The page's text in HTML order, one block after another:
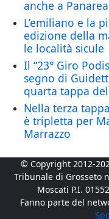
anche a Panarea
L’emiliano e la
edizione della
le località sicule
Il “23° Giro
segno di
quarta tappa
Nella terza
è tripletta per
Marrazzo
© Copyright 2012-
Tribunale di Grosseto
Moscati P.I.
Fanno parte del